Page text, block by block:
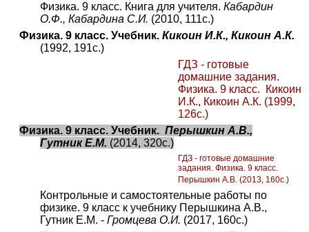
Физика. 9 класс. Книга для учителя. Кабардин
О.Ф., Кабардина С.И. (2010, 111с.)
Физика. 9 класс. Учебник. Кикоин И.К., Кикоин А.К.
(1992, 191с.)
ГДЗ - готовые
домашние задания.
Физика. 9 класс. Кикоин
И.К., Кикоин А.К. (1999,
126с.)
Физика. 9 класс. Учебник. Перышкин А.В.,
Гутник Е.М. (2014, 320с.)
ГДЗ - готовые домашние
задания. Физика. 9 класс.
Перышкин А.В. (2013, 160с.)
Контрольные и самостоятельные работы по
физике. 9 класс к учебнику Перышкина А.В.,
Гутник Е.М. - Громцева О.И. (2017, 160с.)